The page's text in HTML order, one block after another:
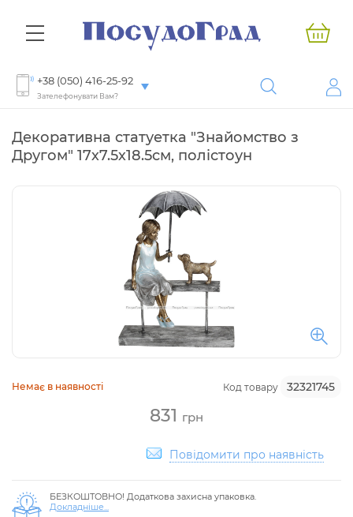
+38 (050) 416-25-92
Зателефонувати Вам?
Декоративна статуетка "Знайомство з
Другом" 17х7.5х18.5см, полістоун
Немає в наявності Код товару 32321745
831 грн
Повідомити про наявність
БЕЗКОШТОВНО! Додаткова захисна упаковка.
Докладніше...